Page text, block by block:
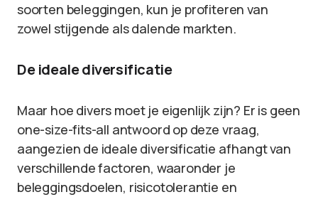
soorten beleggingen, kun je profiteren van
zowel stijgende als dalende markten.
De ideale diversificatie
Maar hoe divers moet je eigenlijk zijn? Er is geen
one-size-fits-all antwoord op deze vraag,
aangezien de ideale diversificatie afhangt van
verschillende factoren, waaronder je
beleggingsdoelen, risicotolerantie en